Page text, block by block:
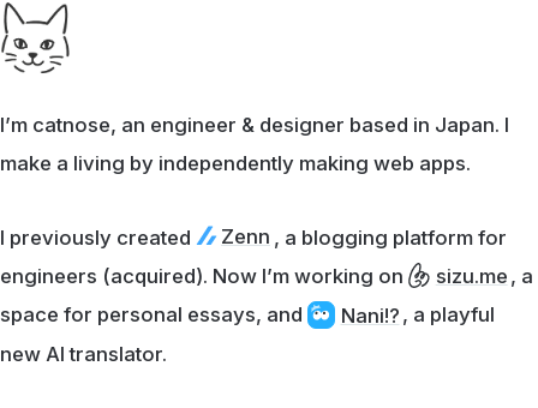
I’m catnose, an engineer & designer based in Japan. I
make a living by independently making web apps.
I previously created Zenn , a blogging platform for
engineers (acquired). Now I’m working on
sizu.me , a
space for personal essays, and
Nani!? , a playful
new AI translator.